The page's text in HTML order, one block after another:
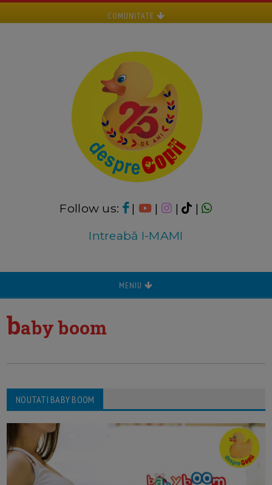
COMUNITATE
Follow us: | | |
|
Intreabă I-MAMI
MENIU
baby boom
NOUTATI BABY BOOM